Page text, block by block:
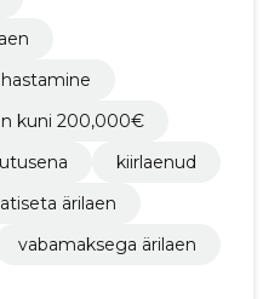
kuni 200,000€
kiirlaenud
ärilaen
vabamaksega ärilaen